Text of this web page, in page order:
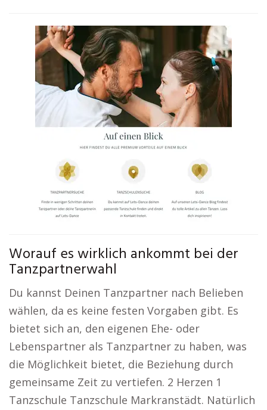
Worauf es wirklich ankommt bei der
Tanzpartnerwahl
Du kannst Deinen Tanzpartner nach Belieben
wählen, da es keine festen Vorgaben gibt. Es
bietet sich an, den eigenen Ehe- oder
Lebenspartner als Tanzpartner zu haben, was
die Möglichkeit bietet, die Beziehung durch
gemeinsame Zeit zu vertiefen. 2 Herzen 1
Tanzschule Tanzschule Markranstädt. Natürlich